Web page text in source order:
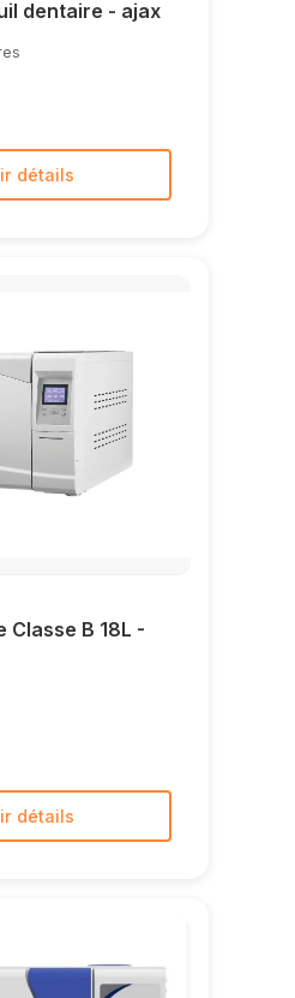
dentaire - ajax
détails
Classe B 18L -
détails